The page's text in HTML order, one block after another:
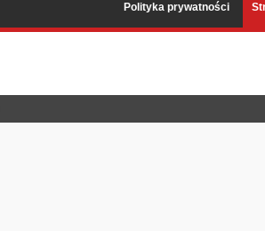
Polityka prywatności